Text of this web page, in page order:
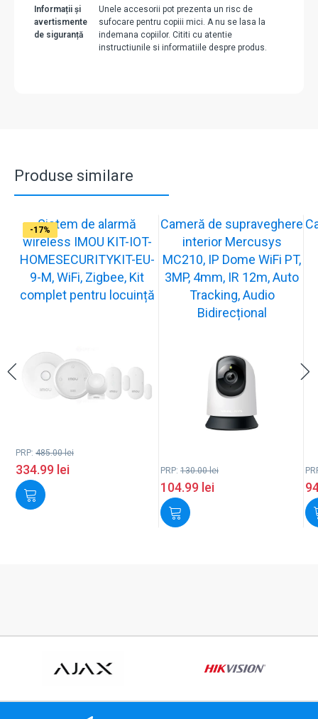
Informații și
avertismente
de siguranță
Unele accesorii pot prezenta un risc de
sufocare pentru copiii mici. A nu se lasa la
indemana copiilor. Cititi cu atentie
instructiunile si informatiile despre produs.
Produse similare
-31%
Sistem de alarmă
wireless IMOU KIT-IOT-
HOMESECURITYKIT-EU-
9-M, WiFi, Zigbee, Kit
complet pentru locuință
PRP: 485.00lei
334.99 lei
-19%
Cameră de supraveghere
interior Mercusys
MC210, IP Dome WiFi PT,
3MP, 4mm, IR 12m, Auto
Tracking, Audio
Bidirecțional
PRP: 130.00lei
104.99 lei
-21%
-13%
-15%
-20%
-12%
-13%
-16%
-17%